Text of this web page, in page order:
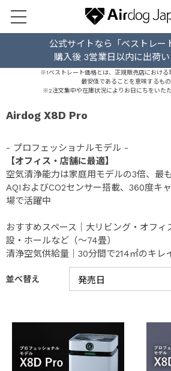
公式サイトなら「ベストレー
購入後 3営業日以内に出荷
※1ベストレート価格とは、正規販売店における
最安値であることを意味するもの
※2注文集中や在庫状況によりお日にちをいた
Airdog X8D Pro
- プロフェッショナルモデル -
【オフィス・店舗に最適】
空気清浄能力は家庭用モデルの3倍、最
AQIおよびCO2センサー搭載、360度キ
場で活躍中
おすすめスペース｜大リビング・オフ
設・ホールなど（～74畳）
清浄空気供給量｜30分間で214㎡のキレ
並べ替え